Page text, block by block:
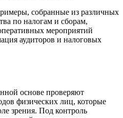
собранные из различных
по налогам и сборам,
мероприятий
аудиторов и налоговых
основе проверяют
физических лиц, которые
зрения. Под контроль